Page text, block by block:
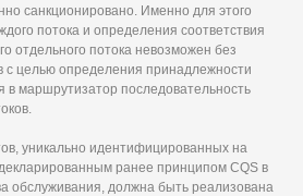
санкционировано. Именно для этого
потока и определения соответствия
отдельного потока невозможен без
с целью определения принадлежности
в маршрутизатор последовательность
уникально идентифицированных на
ранее принципом CQS в
обслуживания, должна быть реализована